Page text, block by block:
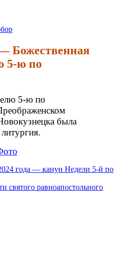
Собор Новокузнецк
Божественная
5-ю по
5-ю по
была
года — канун Недели 5-й по
святого равноапостольного